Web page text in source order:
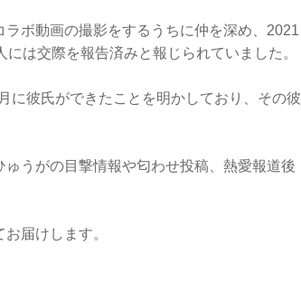
ボ動画の撮影をするうちに仲を深め、2021
は交際を報告済みと報じられていました。
に彼氏ができたことを明かしており、その彼
うがの目撃情報や匂わせ投稿、熱愛報道後
届けします。